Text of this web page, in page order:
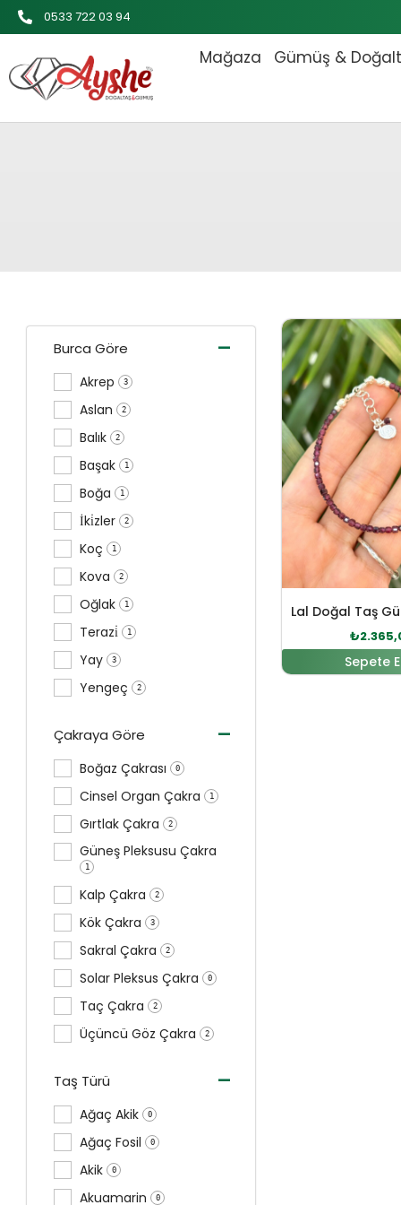
İçeriğe
atla
0533 722 03 94
Mağaza Gümüş &
Burca Göre -
Akrep 3
Aslan 2
Balık 2
Başak 1
Boğa 1
İki̇zler 2
Koç 1
Kova 2
Oğlak 1
Terazi̇ 1
Yay 3
Yengeç 2
Çakraya Göre -
Boğaz Çakrası 0
Cinsel Organ Çakra 1
Gırtlak Çakra 2
Güneş Pleksusu Çakra
1
Kalp Çakra 2
Kök Çakra 3
Sakral Çakra 2
Solar Pleksus Çakra 0
Taç Çakra 2
Üçüncü Göz Çakra 2
Taş Türü -
Ağaç Akik 0
Ağaç Fosil 0
Akik 0
Akuamarin 0
Lal Doğal Taş
Orijinal
₺
Sepete